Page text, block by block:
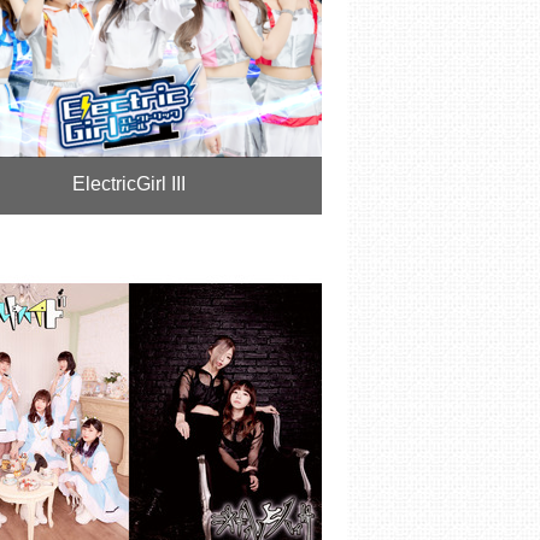
ElectricGirl III